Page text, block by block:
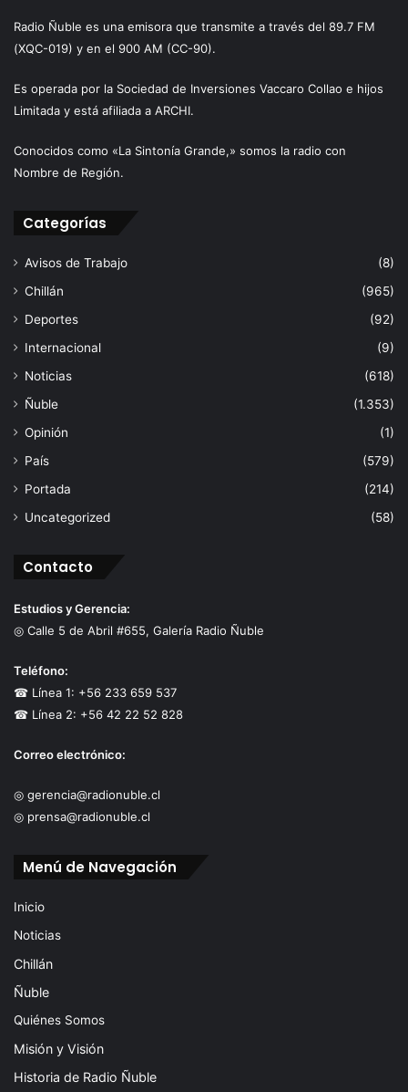
Radio Ñuble es una emisora que transmite a través del 89.7 FM
(XQC-019) y en el 900 AM (CC-90).
Es operada por la Sociedad de Inversiones Vaccaro Collao e hijos
Limitada y está afiliada a ARCHI.
Conocidos como «La Sintonía Grande,» somos la radio con
Nombre de Región.
Categorías
Avisos de Trabajo
(8)
Chillán
(965)
Deportes
(92)
Internacional
(9)
Noticias
(618)
Ñuble
(1.353)
Opinión
(1)
País
(579)
Portada
(214)
Uncategorized
(58)
Contacto
Estudios y Gerencia:
◎ Calle 5 de Abril #655, Galería Radio Ñuble
Teléfono:
☎ Línea 1: +56 233 659 537
☎ Línea 2: +56 42 22 52 828
Correo electrónico:
◎ gerencia@radionuble.cl
◎ prensa@radionuble.cl
Menú de Navegación
Inicio
Noticias
Chillán
Ñuble
Quiénes Somos
Misión y Visión
Historia de Radio Ñuble